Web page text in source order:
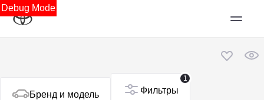
Debug Mode
Бренд и модель
1
Фильтры